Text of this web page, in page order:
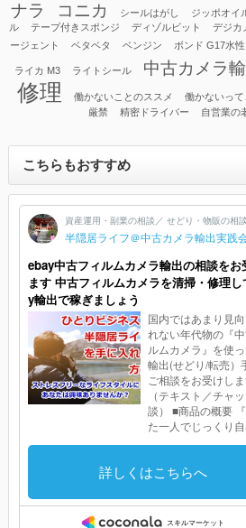
ナラ
コニカ シールはがし ジッポオイ
ル
テープ付きスポンジ ディゾルビット デジカ
ージェント
ベタベタ ベンジン ボンド G17水
ライカ M3 ライトシール 中古カメラ
修理
働かないことのススメ 働かないっ
厳禁
精密ドライバー 自営業の
こちらもおすすめ